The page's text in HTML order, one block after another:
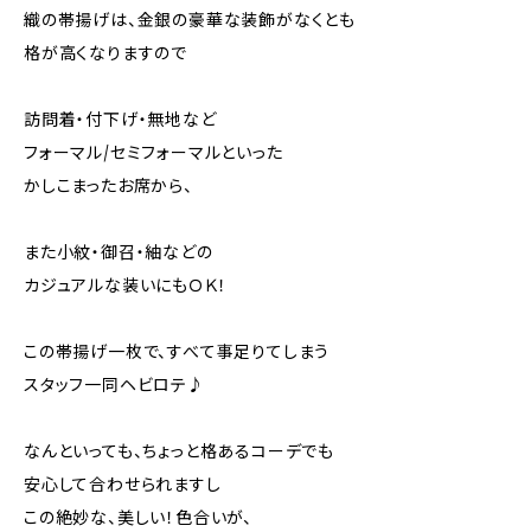
織の帯揚げは、金銀の豪華な装飾がなくとも
格が高くなりますので
訪問着・付下げ・無地など
フォーマル/セミフォーマルといった
かしこまったお席から、
また小紋・御召・紬などの
カジュアルな装いにもＯＫ！
この帯揚げ一枚で、すべて事足りてしまう
スタッフ一同ヘビロテ♪
なんといっても、ちょっと格あるコーデでも
安心して合わせられますし
この絶妙な、美しい！色合いが、